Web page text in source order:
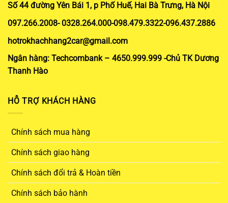
Số 44 đường Yên Bái 1, p Phố Huế, Hai Bà Trưng, Hà Nội
097.266.2008- 0328.264.000-098.479.3322-096.437.2886
hotrokhachhang2car@gmail.com
Ngân hàng: Techcombank – 4650.999.999 -Chủ TK Dương
Thanh Hào
HỖ TRỢ KHÁCH HÀNG
Chính sách mua hàng
Chính sách giao hàng
Chính sách đổi trả & Hoàn tiền
Chính sách bảo hành